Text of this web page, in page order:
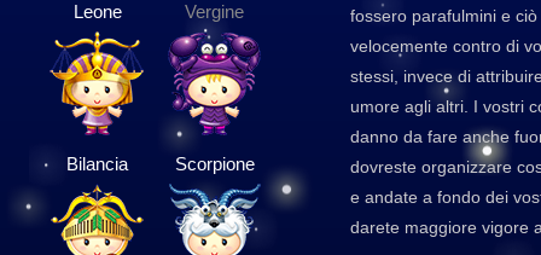
Leone Vergine
Bilancia Scorpione
fossero parafulmini e
velocemente contro di
stessi, invece di
umore agli altri. I vostri
danno da fare anche
dovreste organizzare
e andate a fondo dei
darete maggiore vigore